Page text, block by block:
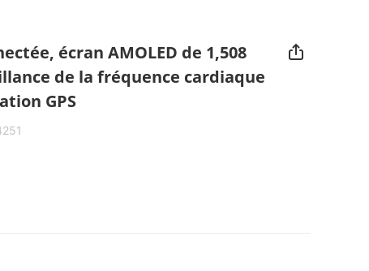
écran AMOLED de 1,508
de la fréquence cardiaque
GPS